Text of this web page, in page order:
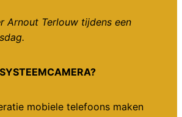
Arnout Terlouw tijdens een
mobiele telefoons maken